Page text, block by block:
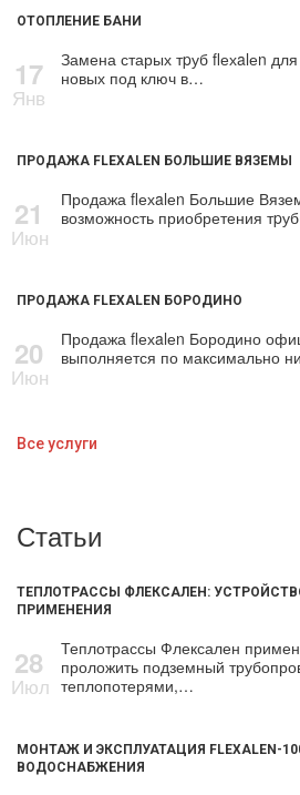
ОТОПЛЕНИЕ БАНИ
17
Янв
Замена старых тpуб flехalеn
новых под ключ в…
ПРОДАЖА FLEXALEN БОЛЬШИЕ ВЯЗЕМЫ
21
Июн
Продажа flехalеn Большие
возможность приобретения
ПРОДАЖА FLEXALEN БОРОДИНО
20
Июн
Продажа flехalеn Бородино
выполняется по максимально
Все услуги
Статьи
ТЕПЛОТРАССЫ ФЛЕКСАЛЕН:
ПРИМЕНЕНИЯ
28
Июл
Теплотрассы Флексален
проложить подземный
теплопотерями,…
МОНТАЖ И ЭКСПЛУАТАЦИЯ FLEXALEN-
ВОДОСНАБЖЕНИЯ